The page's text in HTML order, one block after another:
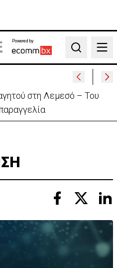
Powered by:
Search
διέξοδο» από τον